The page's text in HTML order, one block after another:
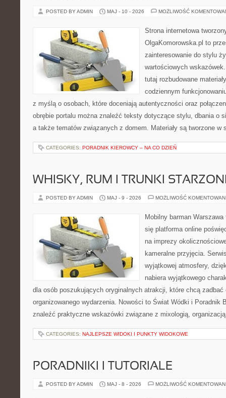
POSTED BY ADMIN MAJ - 10 - 2026 MOŻLIWOŚĆ
Strona internetowa
OlgaKomorowska.pl to
zainteresowanie do stylu
wartościowych
tutaj rozbudowane
codziennym
z myślą o osobach, które doceniają autentyczności oraz
obrębie portalu można znaleźć teksty dotyczące stylu, dbania o
a także tematów związanych z domem. Materiały są tworzone
CATEGORIES: PORADNIK KIEROWCY – NA CO DZIEŃ
WHISKY, RUM I TRUNKI
POSTED BY ADMIN MAJ - 9 - 2026 MOŻLIWOŚĆ
Mobilny barman
się platforma online
na imprezy
kameralne przyjęcia.
wyjątkowej atmosfery,
nabiera wyjątkowego
dla osób poszukujących oryginalnych atrakcji, które chcą
organizowanego wydarzenia. Nowości to Świat Wódki i Poradnik
znaleźć praktyczne wskazówki związane z mixologią,
CATEGORIES: NAJLEPSZE WIDOKI I PUNKTY WIDOKOWE
PORADNIKI I TUTORIALE
POSTED BY ADMIN MAJ - 8 - 2026 MOŻLIWOŚĆ